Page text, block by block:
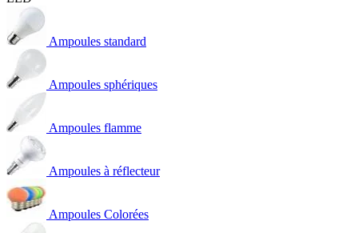
Ampoules standard
Ampoules sphériques
Ampoules flamme
Ampoules à réflecteur
Ampoules Colorées